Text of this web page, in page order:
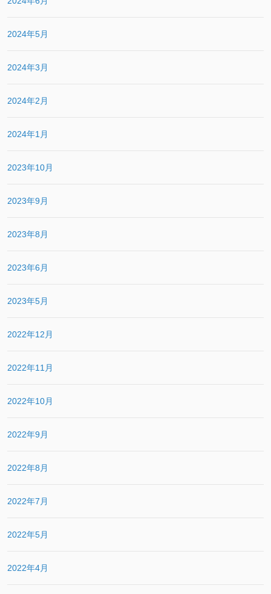
2024年5月
2024年3月
2024年2月
2024年1月
2023年10月
2023年9月
2023年8月
2023年6月
2023年5月
2022年12月
2022年11月
2022年10月
2022年9月
2022年8月
2022年7月
2022年5月
2022年4月